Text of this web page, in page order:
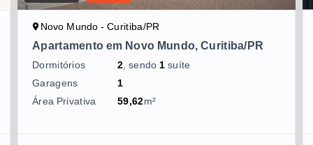
Novo Mundo - Curitiba/PR
Apartamento em Novo Mundo, Curitiba/PR
Dormitórios 2 , sendo 1 suíte
Garagens
1
Área Privativa
59,62m²